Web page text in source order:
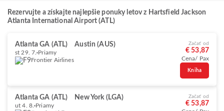
Rezervujte a získajte najlepšie ponuky letov z Hartsfield Jackson
Atlanta International Airport (ATL)
Atlanta GA (ATL) Austin (AUS)
st 29. 7. Priamy
Frontier Airlines
Začať od
€ 53,87
Cena/ Pax
Kniha
Atlanta GA (ATL) New York (LGA)
ut 4. 8. Priamy
Začať od
€ 53,87